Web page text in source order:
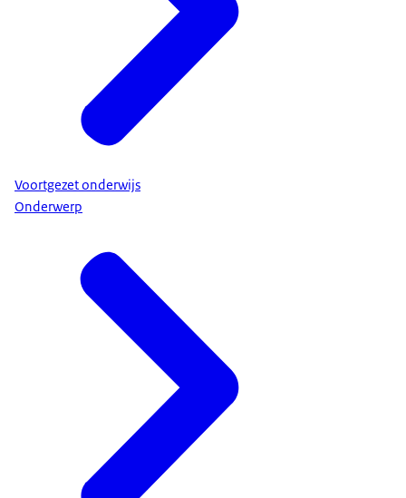
Voortgezet onderwijs
Onderwerp